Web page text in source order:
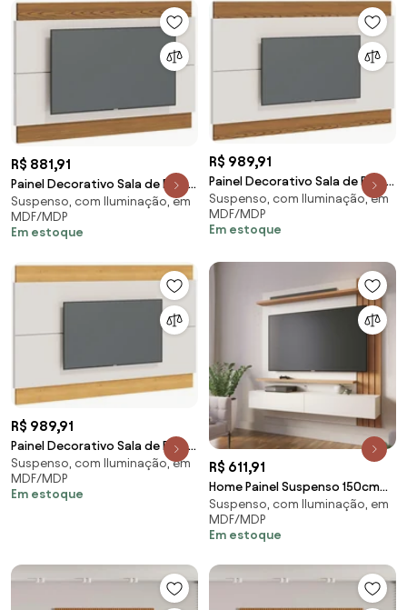
R$ 881,91
Painel Decorativo Sala de Estar
180cm Julien Off White/Freijó
G29 - Gran Belo
Suspenso, com Iluminação, em
MDF/MDP
Em estoque
R$ 989,91
Painel Decorativo Sala de Estar
218cm Julien Off White/Freijó
G29 - Gran Belo
Suspenso, com Iluminação, em
MDF/MDP
Em estoque
R$ 989,91
Painel Decorativo Sala de Estar
218cm Julien Off White/Nature
G29 - Gran Belo
Suspenso, com Iluminação, em
MDF/MDP
Em estoque
R$ 611,91
Home Painel Suspenso 150cm
Ripado Railay Off White/Freijó
G73 - Gran Belo
Suspenso, com Iluminação, em
MDF/MDP
Em estoque